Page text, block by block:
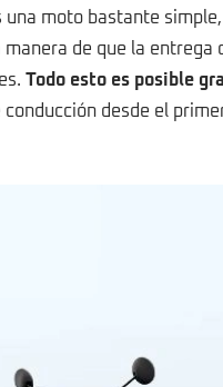
moto bastante
manera de que la
Todo esto es posible
desde el